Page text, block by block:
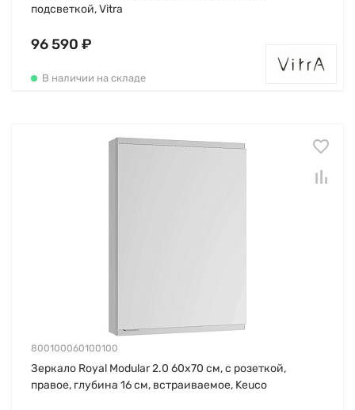
подсветкой, Vitra
96 590 ₽
В наличии на складе
800100060100100
Зеркало Royal Modular 2.0 60х70 см, с розеткой,
правое, глубина 16 см, встраиваемое, Keuco